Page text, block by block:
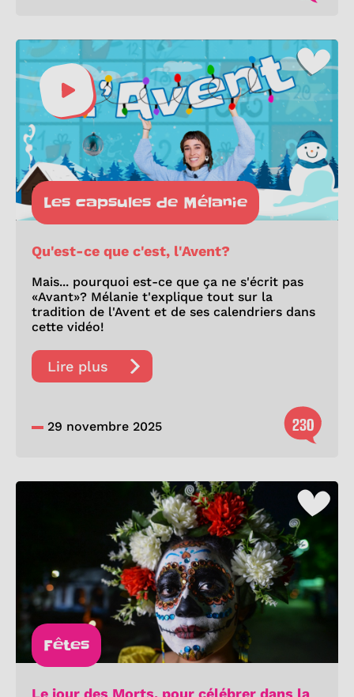
Les capsules de Mélanie
Qu'est-ce que c'est, l'Avent?
Mais... pourquoi est-ce que ça ne s'écrit pas
«Avant»? Mélanie t'explique tout sur la
tradition de l'Avent et de ses calendriers dans
cette vidéo!
Lire plus
29 novembre 2025 230
Fêtes
Le jour des Morts, pour célébrer dans la